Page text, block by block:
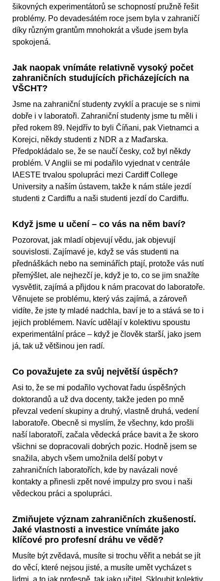
šikovných experimentátorů se schopností pružně řešit
problémy. Po devadesátém roce jsem byla v zahraničí
díky různým grantům mnohokrát a všude jsem byla
spokojená.
Jak naopak vnímáte relativně vysoký počet
zahraničních studujících přicházejících na
VŠCHT?
Jsme na zahraniční studenty zvyklí a pracuje se s nimi
dobře i v laboratoři. Zahraniční studenty jsme tu měli i
před rokem 89. Nejdřív to byli Číňani, pak Vietnamci a
Korejci, někdy studenti z NDR a z Maďarska.
Předpokládalo se, že se naučí česky, což byl někdy
problém. V Anglii se mi podařilo vyjednat v centrále
IAESTE trvalou spolupráci mezi Cardiff College
University a naším ústavem, takže k nám stále jezdí
studenti z Cardiffu a naši studenti jezdí do Cardiffu.
Když jsme u učení – co vás na něm baví?
Pozorovat, jak mladí objevují vědu, jak objevují
souvislosti. Zajímavé je, když se vás studenti na
přednáškách nebo na seminářích ptají, protože vás nutí
přemýšlet, ale nejhezčí je, když je to, co se jim snažíte
vysvětlit, zajímá a přijdou k nám pracovat do laboratoře.
Věnujete se problému, který vás zajímá, a zároveň
vidíte, že jste ty mladé nadchla, baví je to a stává se to i
jejich problémem. Navíc udělají v kolektivu spoustu
experimentální práce – když je člověk starší, jako jsem
já, tak už většinou jen radí.
Co považujete za svůj největší úspěch?
Asi to, že se mi podařilo vychovat řadu úspěšných
doktorandů a už dva docenty, takže jeden po mně
převzal vedení skupiny a druhý, vlastně druhá, vedení
laboratoře. Obecně si myslím, že všechny, kdo prošli
naší laboratoří, začala vědecká práce bavit a že skoro
všichni se dopracovali dobrých pozic. Hodně jsem se
snažila, abych všem umožnila delší pobyt v
zahraničních laboratořích, kde by navázali nové
kontakty a přinesli zpět nové impulzy pro svou i naši
vědeckou práci a spolupráci.
Zmiňujete význam zahraničních zkušeností.
Jaké vlastnosti a investice vnímáte jako
klíčové pro profesní dráhu ve vědě?
Musíte být zvědavá, musíte si trochu věřit a nebát se jít
do věcí, které nejsou jisté, a musíte umět vycházet s